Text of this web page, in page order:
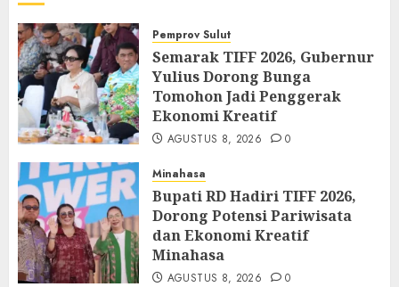
Pemprov Sulut
Semarak TIFF 2026, Gubernur
Yulius Dorong Bunga
Tomohon Jadi Penggerak
Ekonomi Kreatif
AGUSTUS 8, 2026 0
Minahasa
Bupati RD Hadiri TIFF 2026,
Dorong Potensi Pariwisata
dan Ekonomi Kreatif
Minahasa
AGUSTUS 8, 2026 0